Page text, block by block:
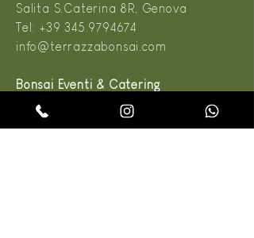
Salita S.Caterina 8R, Genova
Tel: +39 345.9794674
info@terrazzabonsai.com
Bonsai Eventi & Catering
Salita S.Caterina 8R, Genova
+39 345.9794674